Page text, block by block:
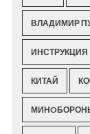
ВЛАДИМИР
ИНСТРУКЦИЯ
КИТАЙ